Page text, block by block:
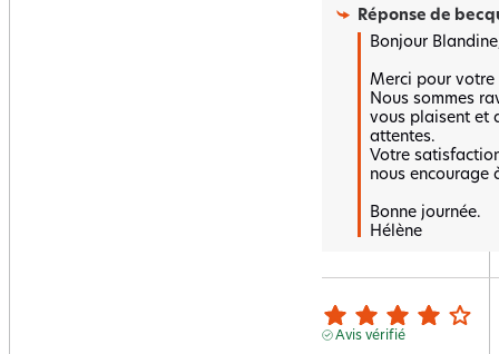
Réponse de
Bonjour
Merci pour
Nous sommes
vous plaisent et
attentes.
Votre
nous encourage
Bonne journée.
Hélène
Avis vérifié